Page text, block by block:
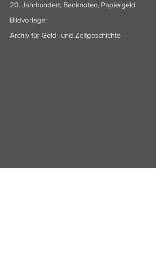
20. Jahrhundert, Banknoten, Papiergeld
Bildvorlage:
Archiv für Geld- und Zeitgeschichte